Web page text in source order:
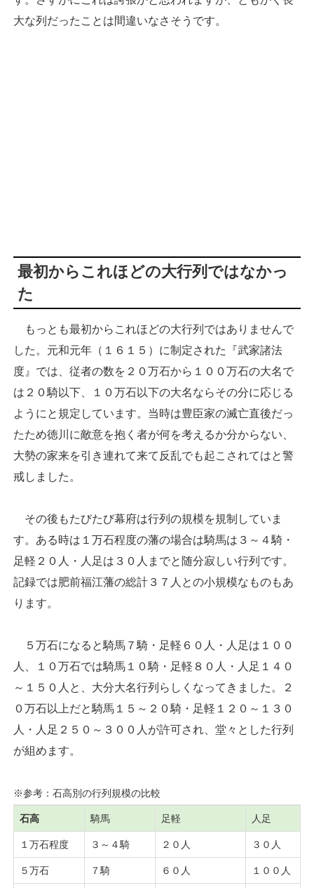
大な列だったことは間違いなさそうです。
最初からこれほどの大行列ではなかっ
た
もっとも最初からこれほどの大行列ではありませんで
した。元和元年（１６１５）に制定された『武家諸法
度』では、従者の数を２０万石から１００万石の大名で
は２０騎以下、１０万石以下の大名ならその分に応じる
ようにと規定しています。当時は豊臣家の滅亡直後だっ
たため徳川に敵意を抱く者が何を考えるか分からない、
大勢の家来を引き連れて来て反乱でも起こされてはと警
戒しました。
その後もたびたび幕府は行列の規模を規制していま
す。ある時は１万石程度の藩の場合は騎馬は３～４騎・
足軽２０人・人足は３０人までと随分寂しい行列です。
記録では肥前福江藩の総計３７人との小規模なものもあ
ります。
５万石になると騎馬７騎・足軽６０人・人足は１００
人、１０万石では騎馬１０騎・足軽８０人・人足１４０
～１５０人と、大分大名行列らしくなってきました。２
０万石以上だと騎馬１５～２０騎・足軽１２０～１３０
人・人足２５０～３００人が許可され、堂々とした行列
が組めます。
※参考：石高別の行列規模の比較
石高 騎馬 足軽 人足
１万石程度 ３～４騎 ２０人 ３０人
５万石 ７騎 ６０人 １００人